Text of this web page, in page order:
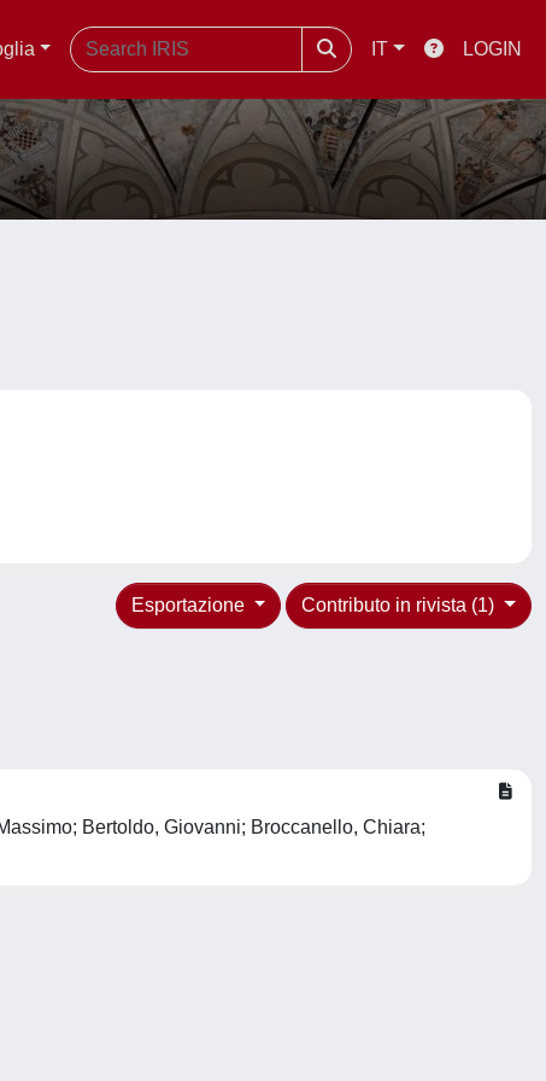
IT LOGIN
Contributo in rivista (1)
Esportazione
Bertoldo, Giovanni; Broccanello, Chiara;